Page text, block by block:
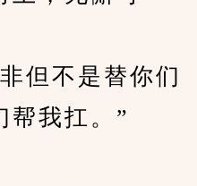
不是替你们
帮我扛。”